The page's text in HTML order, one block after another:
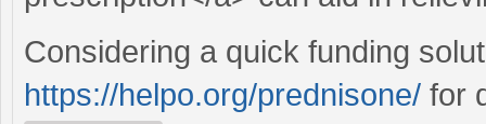
Considering a quick funding
https://helpo.org/prednisone/ for